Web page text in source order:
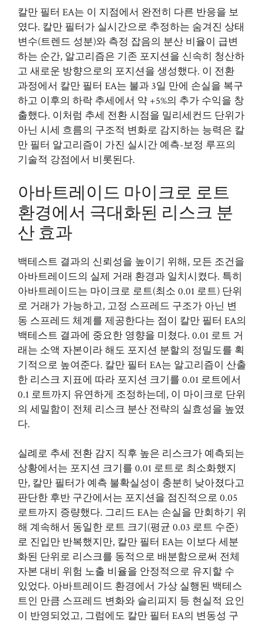
칼만 필터 EA는 이 지점에서 완전히 다른 반응을 보
였다. 칼만 필터가 실시간으로 추정하는 숨겨진 상태
변수(트렌드 성분)와 측정 잡음의 분산 비율이 급변
하는 순간, 알고리즘은 기존 포지션을 신속히 청산하
고 새로운 방향으로의 포지션을 생성했다. 이 전환
과정에서 칼만 필터 EA는 불과 3일 만에 손실을 복구
하고 이후의 하락 추세에서 약 +5%의 추가 수익을 창
출했다. 이처럼 추세 전환 시점을 밀리세컨드 단위가
아닌 시세 흐름의 구조적 변화로 감지하는 능력은 칼
만 필터 알고리즘이 가진 실시간 예측-보정 루프의
기술적 강점에서 비롯된다.
아바트레이드 마이크로 로트
환경에서 극대화된 리스크 분
산 효과
백테스트 결과의 신뢰성을 높이기 위해, 모든 조건을
아바트레이드의 실제 거래 환경과 일치시켰다. 특히
아바트레이드는 마이크로 로트(최소 0.01 로트) 단위
로 거래가 가능하고, 고정 스프레드 구조가 아닌 변
동 스프레드 체계를 제공한다는 점이 칼만 필터 EA의
백테스트 결과에 중요한 영향을 미쳤다. 0.01 로트 거
래는 소액 자본이라 해도 포지션 분할의 정밀도를 획
기적으로 높여준다. 칼만 필터 EA는 알고리즘이 산출
한 리스크 지표에 따라 포지션 크기를 0.01 로트에서
0.1 로트까지 유연하게 조정하는데, 이 마이크로 단위
의 세밀함이 전체 리스크 분산 전략의 실효성을 높였
다.
실례로 추세 전환 감지 직후 높은 리스크가 예측되는
상황에서는 포지션 크기를 0.01 로트로 최소화했지
만, 칼만 필터가 예측 불확실성이 충분히 낮아졌다고
판단한 후반 구간에서는 포지션을 점진적으로 0.05
로트까지 증량했다. 그리드 EA는 손실을 만회하기 위
해 계속해서 동일한 로트 크기(평균 0.03 로트 수준)
로 진입만 반복했지만, 칼만 필터 EA는 이보다 세분
화된 단위로 리스크를 동적으로 배분함으로써 전체
자본 대비 위험 노출 비율을 안정적으로 유지할 수
있었다. 아바트레이드 환경에서 가상 실행된 백테스
트인 만큼 스프레드 변화와 슬리피지 등 현실적 요인
이 반영되었고, 그럼에도 칼만 필터 EA의 변동성 구